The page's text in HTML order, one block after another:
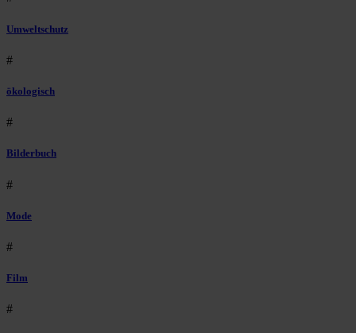
Umweltschutz
#
ökologisch
#
Bilderbuch
#
Mode
#
Film
#